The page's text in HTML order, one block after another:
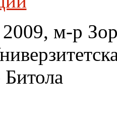
м-р